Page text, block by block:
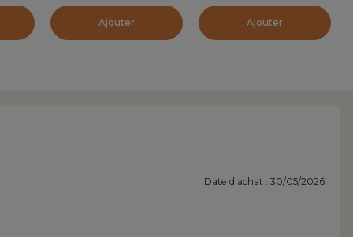
Ajouter Ajouter
Date d'achat : 30/05/2026